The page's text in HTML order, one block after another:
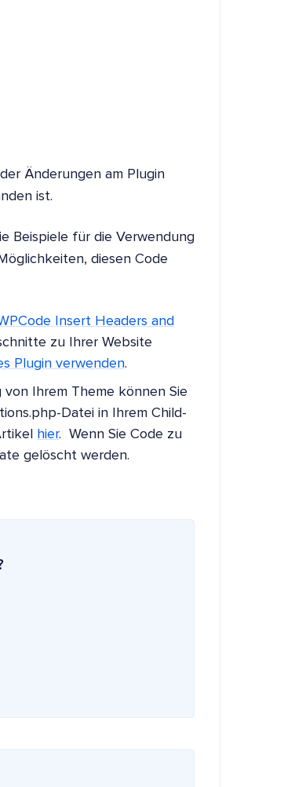
Änderungen am Plugin
ist.
Beispiele für die Verwendung
diesen Code
Insert Headers and
zu Ihrer Website
Plugin verwenden.
Ihrem Theme können Sie
Datei in Ihrem Child-
hier. Wenn Sie Code zu
gelöscht werden.